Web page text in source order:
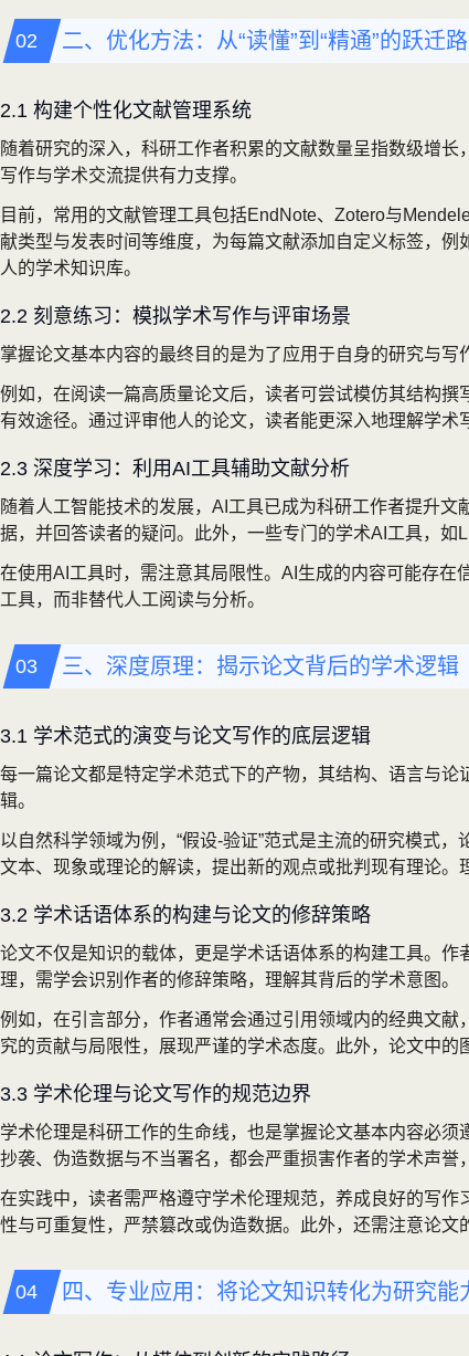
二、优化方法：从“读懂”到“精通”的跃迁
2.1 构建个性化文献管理系统
随着研究的深入，科研工作者积累的文献数量呈指数级增
写作与学术交流提供有力支撑。
目前，常用的文献管理工具包括EndNote、Zotero与
献类型与发表时间等维度，为每篇文献添加自定义标签，例
人的学术知识库。
2.2 刻意练习：模拟学术写作与评审场景
掌握论文基本内容的最终目的是为了应用于自身的研究与
例如，在阅读一篇高质量论文后，读者可尝试模仿其结构
有效途径。通过评审他人的论文，读者能更深入地理解学
2.3 深度学习：利用AI工具辅助文献分析
随着人工智能技术的发展，AI工具已成为科研工作者提升
据，并回答读者的疑问。此外，一些专门的学术AI工具，
在使用AI工具时，需注意其局限性。AI生成的内容可能存
工具，而非替代人工阅读与分析。
三、深度原理：揭示论文背后的学术逻辑
3.1 学术范式的演变与论文写作的底层逻辑
每一篇论文都是特定学术范式下的产物，其结构、语言与
辑。
以自然科学领域为例，“假设-验证”范式是主流的研究模式
文本、现象或理论的解读，提出新的观点或批判现有理论
3.2 学术话语体系的构建与论文的修辞策略
论文不仅是知识的载体，更是学术话语体系的构建工具。
理，需学会识别作者的修辞策略，理解其背后的学术意图。
例如，在引言部分，作者通常会通过引用领域内的经典文
究的贡献与局限性，展现严谨的学术态度。此外，论文中
3.3 学术伦理与论文写作的规范边界
学术伦理是科研工作的生命线，也是掌握论文基本内容必
抄袭、伪造数据与不当署名，都会严重损害作者的学术声誉
在实践中，读者需严格遵守学术伦理规范，养成良好的写
性与可重复性，严禁篡改或伪造数据。此外，还需注意论文
四、专业应用：将论文知识转化为研究能